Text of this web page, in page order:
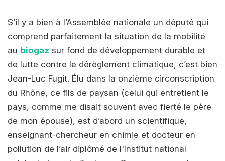
S’il y a bien à l’Assemblée nationale un député qui
comprend parfaitement la situation de la mobilité
au biogaz sur fond de développement durable et
de lutte contre le dérèglement climatique, c’est bien
Jean-Luc Fugit. Élu dans la onzième circonscription
du Rhône, ce fils de paysan (celui qui entretient le
pays, comme me disait souvent avec fierté le père
de mon épouse), est d’abord un scientifique,
enseignant-chercheur en chimie et docteur en
pollution de l’air diplômé de l'Institut national